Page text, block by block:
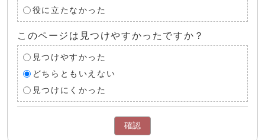
役に立たなかった
このページは見つけやすかったですか？
見つけやすかった
どちらともいえない
見つけにくかった
確認